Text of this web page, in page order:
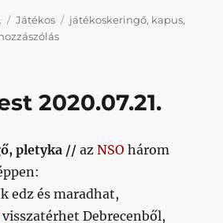
Kategória
Játékos Címke
játékoskeringő, kapus,
Valamikor
Sanyi
bejegyzéshez
2020.07.21.
pletyka // azNSO három
edz és maradhat,
visszatérhet Debrecenből,